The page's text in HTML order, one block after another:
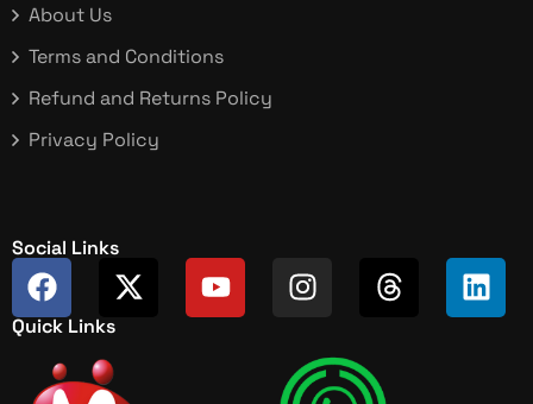
About Us
Terms and Conditions
Refund and Returns Policy
Privacy Policy
Social Links
Quick Links